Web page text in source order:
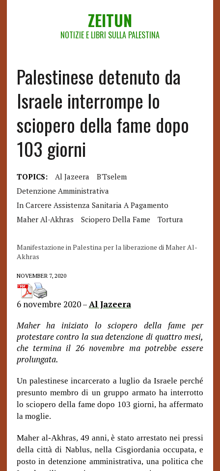
ZEITUN
NOTIZIE E LIBRI SULLA PALESTINA
Palestinese detenuto da
Israele interrompe lo
sciopero della fame dopo
103 giorni
TOPICS: Al Jazeera
B'Tselem
Detenzione Amministrativa
In Carcere Assistenza Sanitaria A Pagamento
Maher Al-Akhras
Sciopero Della Fame Tortura
Manifestazione in Palestina per la liberazione di Maher Al-
Akhras
NOVEMBER 7, 2020
6 novembre 2020 –Al Jazeera
Maher ha iniziato lo sciopero della fame per
protestare contro la sua detenzione di quattro mesi,
che termina il 26 novembre ma potrebbe essere
prolungata.
Un palestinese incarcerato a luglio da Israele perché
presunto membro di un gruppo armato ha interrotto
lo sciopero della fame dopo 103 giorni, ha affermato
la moglie.
Maher al-Akhras, 49 anni, è stato arrestato nei pressi
della città di Nablus, nella Cisgiordania occupata, e
posto in detenzione amministrativa, una politica che